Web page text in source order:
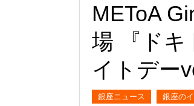
METoA
場 『ドキ
イトデー
銀座ニュース 銀座の